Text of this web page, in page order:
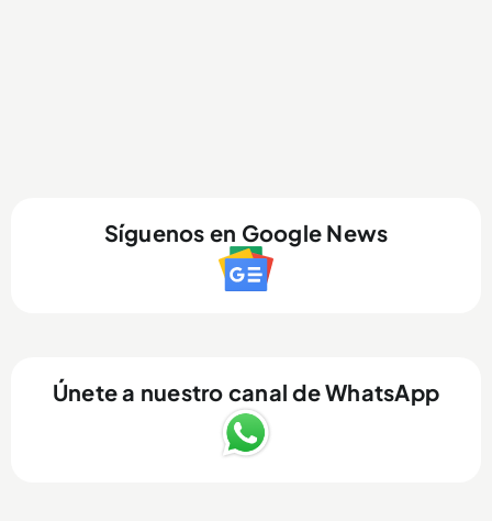
Síguenos en Google News
Únete a nuestro canal de WhatsApp